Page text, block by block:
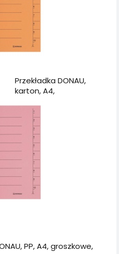
Przekładka DONAU,
karton, A4,
karta, jasnoróżowa
PP, A4, groszkowe,